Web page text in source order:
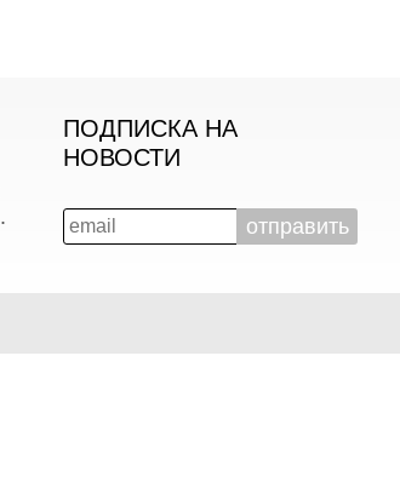
ПОДПИСКА НА
НОВОСТИ